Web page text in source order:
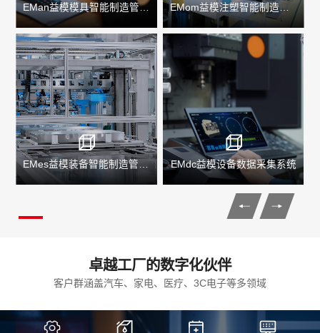
EMan益模模具智能制造管理系统 EMom益模注塑智能制造管理系统
EMes益模装备智能制造管理系统 EMdc益模设备数据采集系统
卓越工厂的数字化伙伴
客户群涵盖汽车、家电、医疗、3C电子等多领域